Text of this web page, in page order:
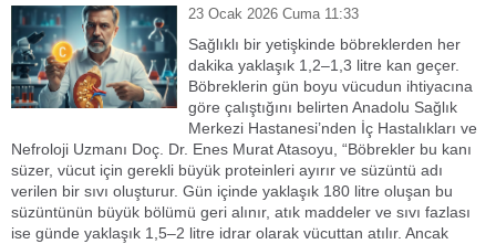
23 Ocak 2026 Cuma 11:33
Sağlıklı bir yetişkinde böbreklerden her
dakika yaklaşık 1,2–1,3 litre kan geçer.
Böbreklerin gün boyu vücudun ihtiyacına
göre çalıştığını belirten Anadolu Sağlık
Merkezi Hastanesi’nden İç Hastalıkları ve
Nefroloji Uzmanı Doç. Dr. Enes Murat Atasoyu, “Böbrekler bu kanı
süzer, vücut için gerekli büyük proteinleri ayırır ve süzüntü adı
verilen bir sıvı oluşturur. Gün içinde yaklaşık 180 litre oluşan bu
süzüntünün büyük bölümü geri alınır, atık maddeler ve sıvı fazlası
ise günde yaklaşık 1,5–2 litre idrar olarak vücuttan atılır. Ancak